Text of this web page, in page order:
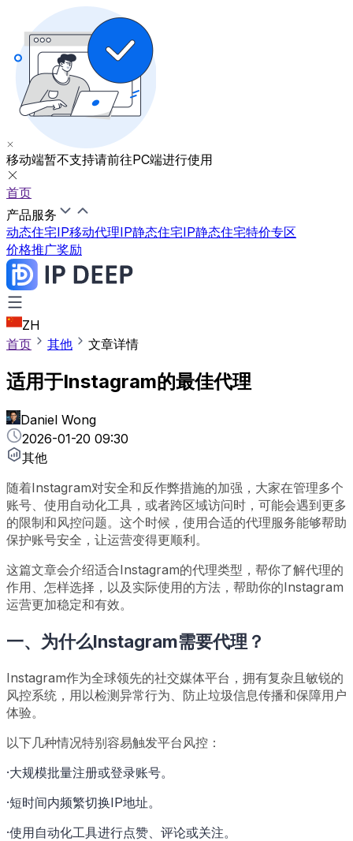
移动端暂不支持请前往PC端进行使用
首页
产品服务
动态住宅IP移动代理IP静态住宅IP静态住宅特价专区
价格推广奖励
ZH
首页
其他 文章详情
适用于Instagram的最佳代理
Daniel Wong
2026-01-20 09:30
其他
随着Instagram对安全和反作弊措施的加强，大家在管理多个
账号、使用自动化工具，或者跨区域访问时，可能会遇到更多
的限制和风控问题。这个时候，使用合适的代理服务能够帮助
保护账号安全，让运营变得更顺利。
这篇文章会介绍适合Instagram的代理类型，帮你了解代理的
作用、怎样选择，以及实际使用的方法，帮助你的Instagram
运营更加稳定和有效。
一、为什么Instagram需要代理？
Instagram作为全球领先的社交媒体平台，拥有复杂且敏锐的
风控系统，用以检测异常行为、防止垃圾信息传播和保障用户
体验。
以下几种情况特别容易触发平台风控：
·大规模批量注册或登录账号。
·短时间内频繁切换IP地址。
·使用自动化工具进行点赞、评论或关注。